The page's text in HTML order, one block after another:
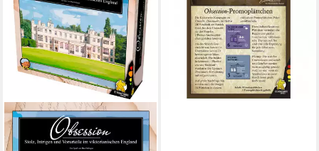
in 2-3 Werktagen bei dir